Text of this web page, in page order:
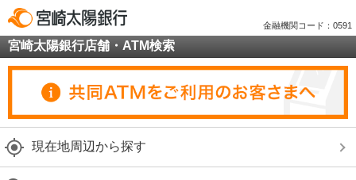
金融機関コード：0591
宮崎太陽銀行店舗・ATM検索
現在地周辺から探す